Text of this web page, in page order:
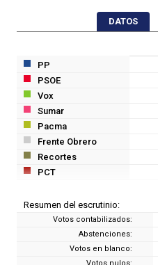
DATOS
PP
PSOE
Vox
Sumar
Pacma
Frente Obrero
Recortes
PCT
Resumen del escrutinio:
Votos contabilizados:
Abstenciones:
Votos en blanco:
Votos nulos: